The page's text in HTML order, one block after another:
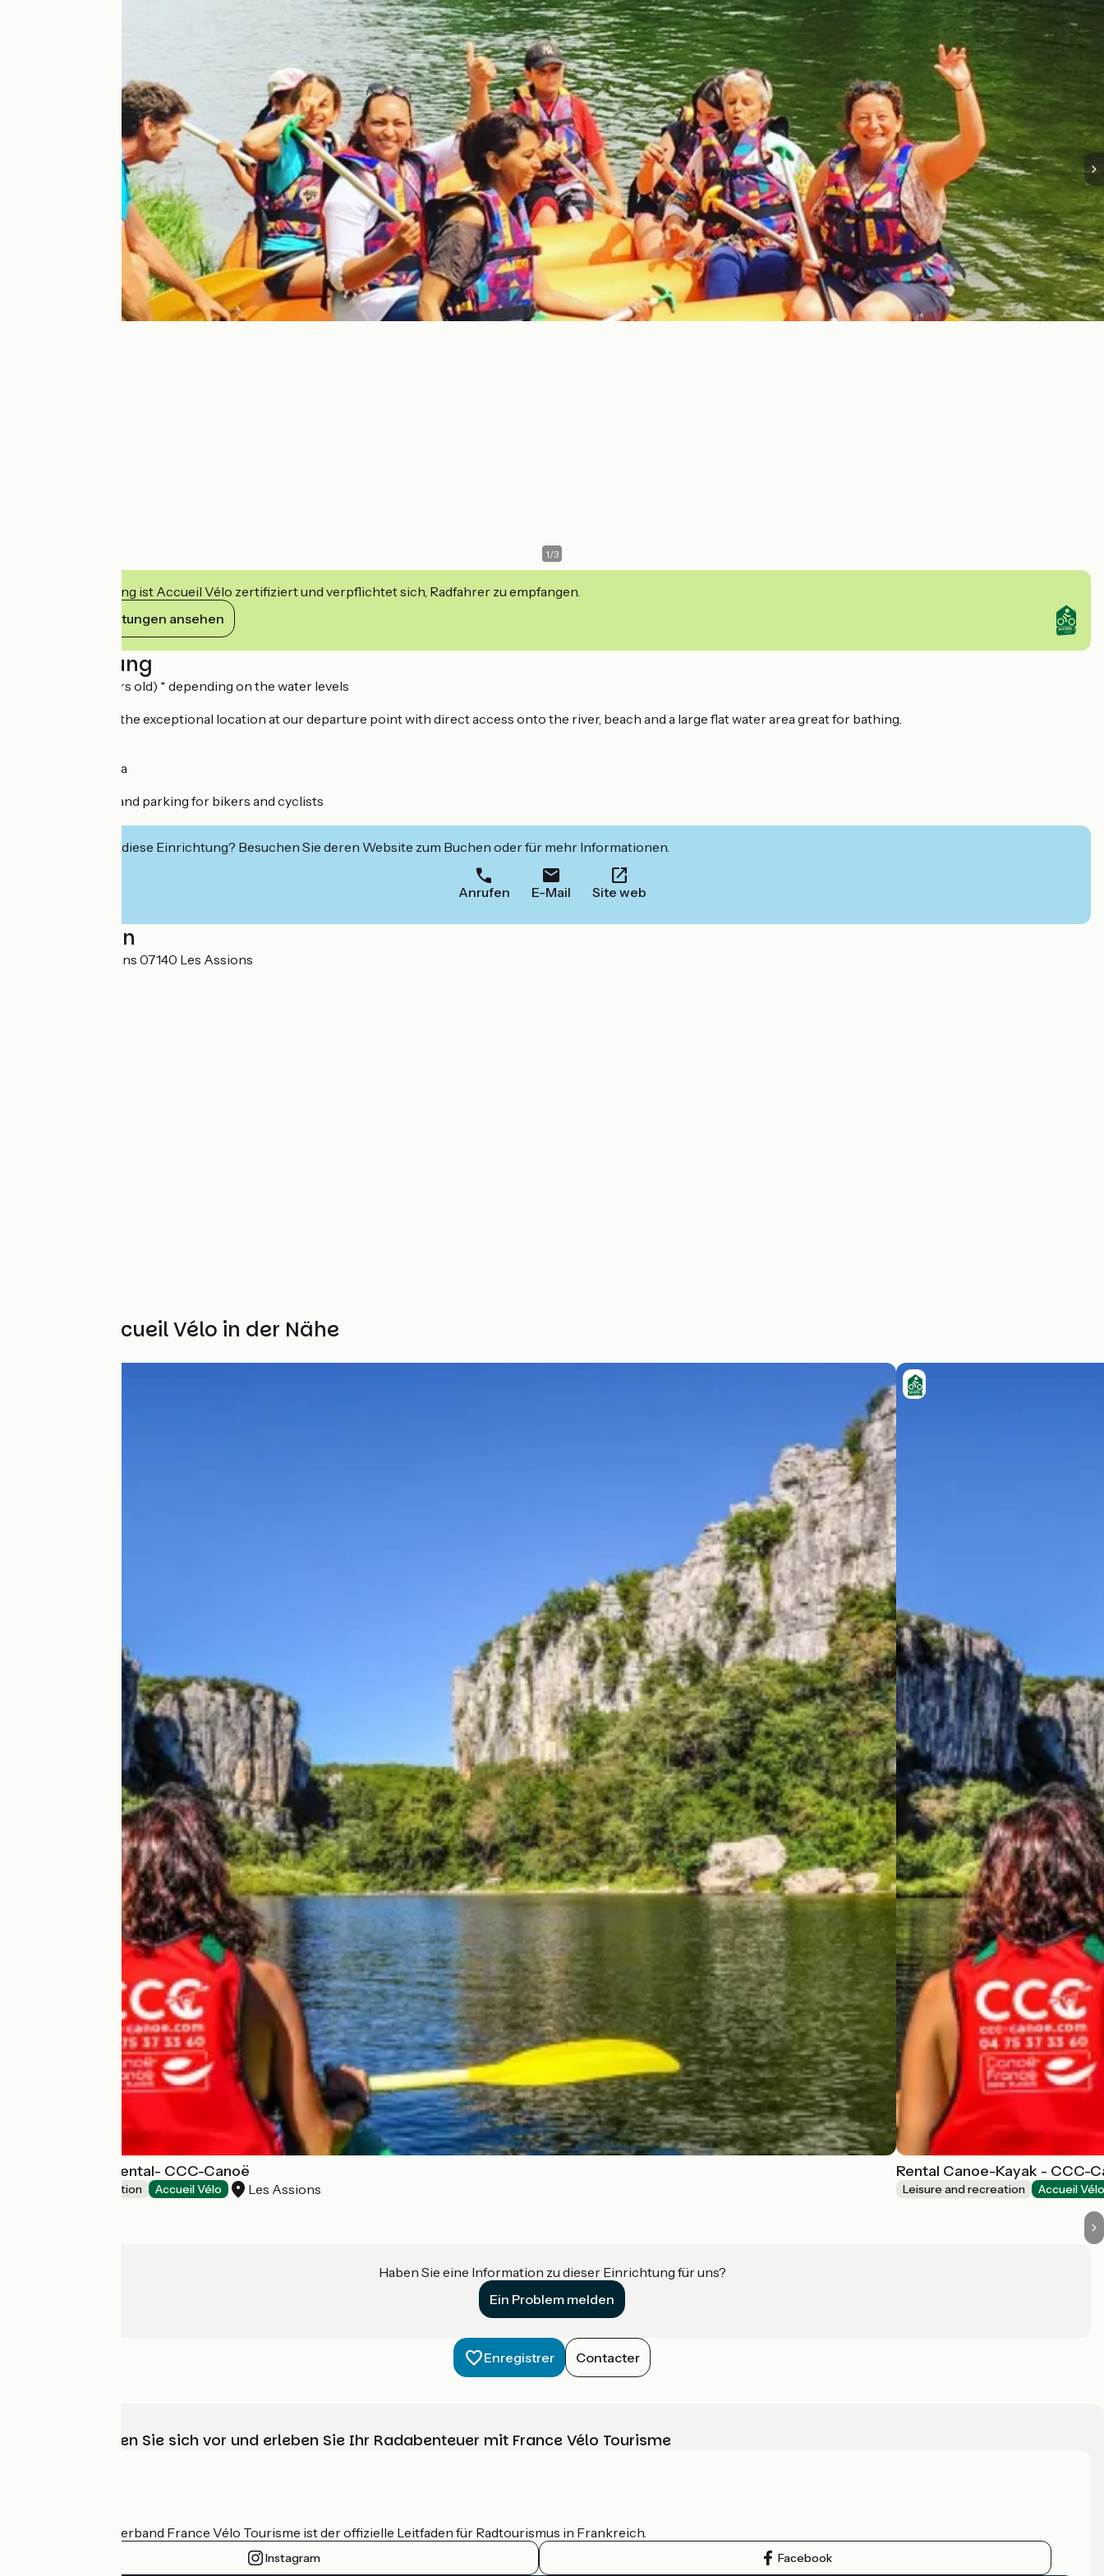
1/3
Diese Einrichtung ist Accueil Vélo zertifiziert und verpflichtet sich, Radfahrer zu empfangen.
Ihre Verpflichtungen ansehen
Beschreibung
(Fof all from 5 years old) * depending on the water levels
Make the most of the exceptional location at our departure point with direct access onto the river, beach and a large flat water area great for bathing.
Shaded picnic area
Changing rooms and parking for bikers and cyclists
Interessiert Sie diese Einrichtung? Besuchen Sie deren Website zum Buchen oder für mehr Informationen.
Anrufen E-Mail Site web
Localisation
3737 route des Vans 07140 Les Assions
Weitere Accueil Vélo in der Nähe
Canoe-Kayak Rental- CCC-Canoë
Leisure and recreation Accueil Vélo Les Assions
Rental Canoe-Kayak - CCC-
Leisure and recreation Accueil
Haben Sie eine Information zu dieser Einrichtung für uns?
Ein Problem melden
Enregistrer Contacter
Wählen, bereiten Sie sich vor und erleben Sie Ihr Radabenteuer mit France Vélo Tourisme
Der nationale Verband France Vélo Tourisme ist der offizielle Leitfaden für Radtourismus in Frankreich.
Instagram Facebook